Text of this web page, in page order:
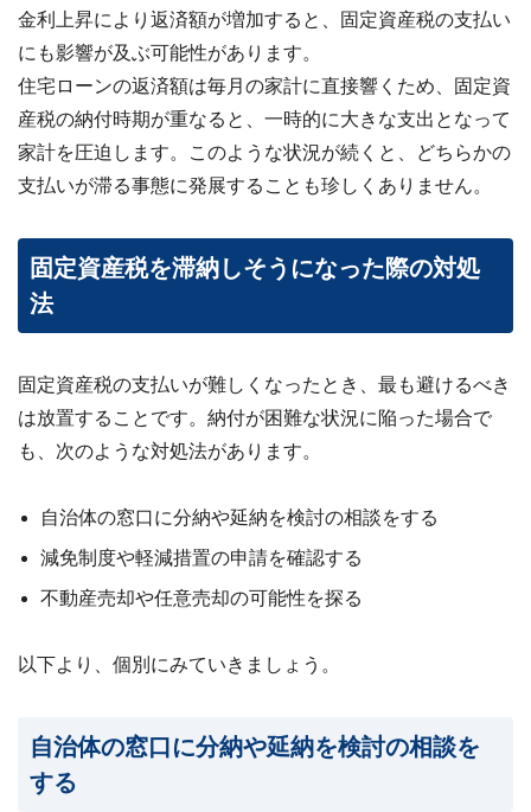
金利上昇により返済額が増加すると、固定資産税の支払い
にも影響が及ぶ可能性があります。
住宅ローンの返済額は毎月の家計に直接響くため、固定資
産税の納付時期が重なると、一時的に大きな支出となって
家計を圧迫します。このような状況が続くと、どちらかの
支払いが滞る事態に発展することも珍しくありません。
固定資産税を滞納しそうになった際の対処
法
固定資産税の支払いが難しくなったとき、最も避けるべき
は放置することです。納付が困難な状況に陥った場合で
も、次のような対処法があります。
自治体の窓口に分納や延納を検討の相談をする
減免制度や軽減措置の申請を確認する
不動産売却や任意売却の可能性を探る
以下より、個別にみていきましょう。
自治体の窓口に分納や延納を検討の相談を
する